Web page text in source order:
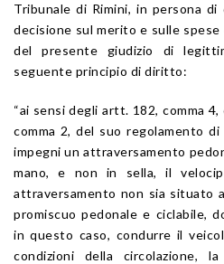
Tribunale di Rimini, in persona
decisione sul merito e sulle
del presente giudizio di
seguente principio di diritto:
“ai sensi degliartt. 182, comma 4,
comma 2, del suo regolamento
impegni un attraversamento
mano, e non in sella, il
attraversamento non sia situato
promiscuo pedonale e ciclabile,
in questo caso, condurre il
condizioni della circolazione,